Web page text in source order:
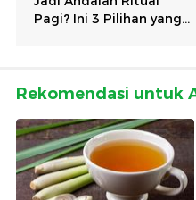
Rekomendasi untuk